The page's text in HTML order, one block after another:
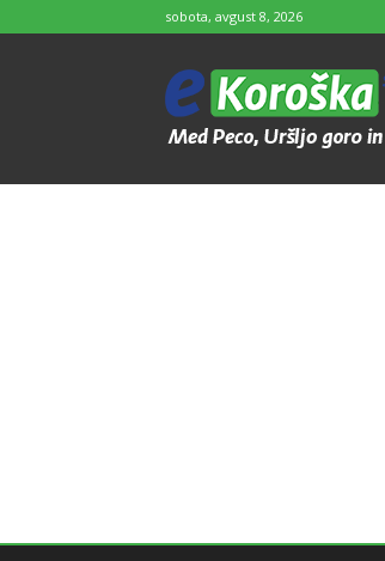
sobota, avgust 8, 2026
e-
Koroška